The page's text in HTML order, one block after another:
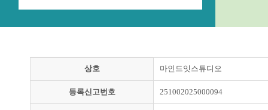
상호 마인드잇스튜디오
등록신고번호 251002025000094